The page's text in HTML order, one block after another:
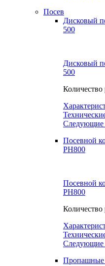
Посев
Дисковый
500
Дисковый
500
Количество
Следующие
Посевной
PH800
Посевной
PH800
Количество
Следующие
Пропашные